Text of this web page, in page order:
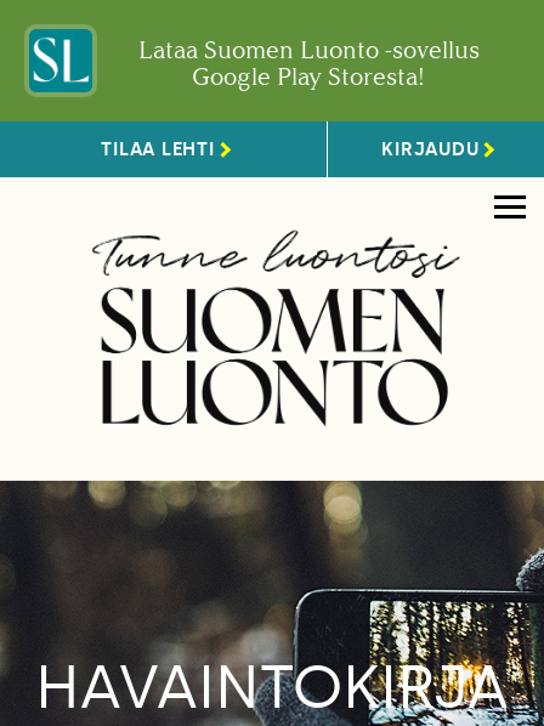
Lataa Suomen Luonto -sovellus
Google Play Storesta!
TILAA LEHTI KIRJAUDU
HAVAINTOKIRJA